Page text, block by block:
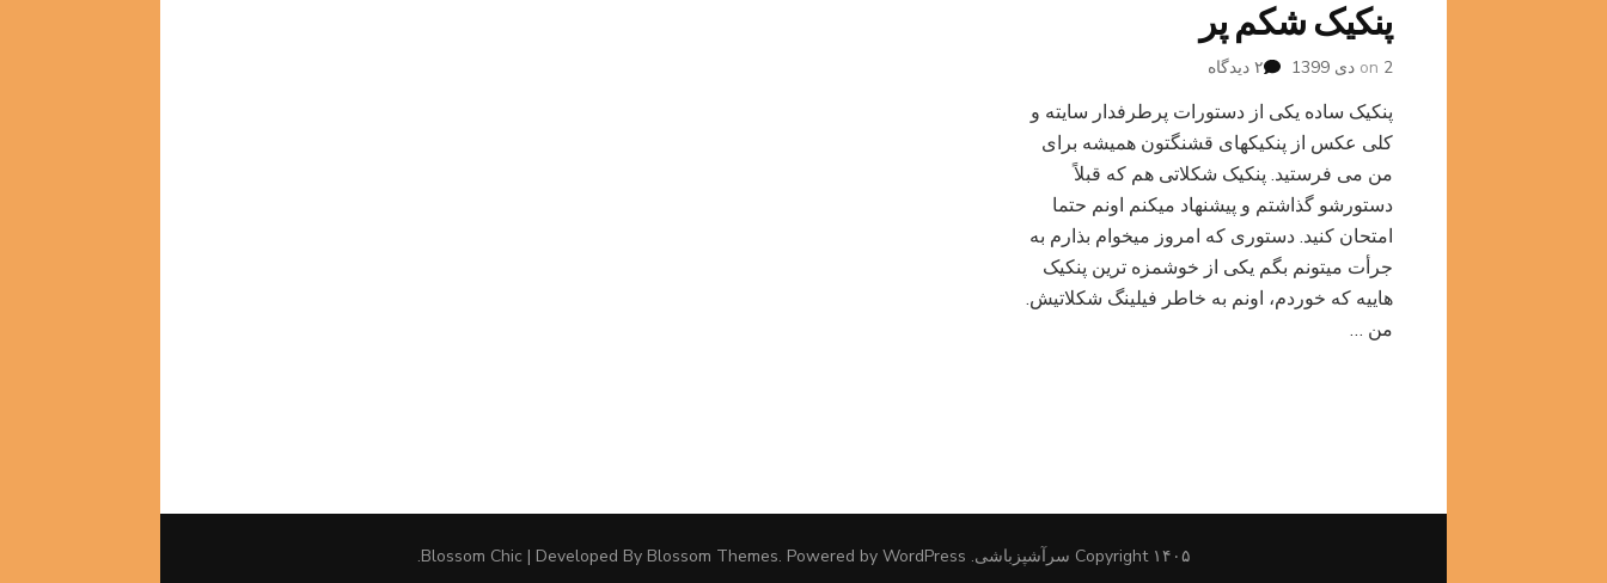
پنکیک شکم پر
on 2 دی 1399 ۲ دیدگاه
شکم
پر
پنکیک ساده یکی از دستورات پرطرفدار سایته و
کلی عکس از پنکیکهای قشنگتون همیشه برای
من می فرستید. پنکیک شکلاتی هم که قبلاً‌
دستورشو گذاشتم و پیشنهاد میکنم اونم حتما
امتحان کنید. دستوری که امروز میخوام بذارم به
جرأت میتونم بگم یکی از خوشمزه ترین پنکیک
هاییه که خوردم،‌ اونم به خاطر فیلینگ شکلاتیش.
من …
۱۴۰۵ Copyright سرآشپزباشی.
Blossom Chic | Developed By Blossom Themes. Powered by WordPress
.